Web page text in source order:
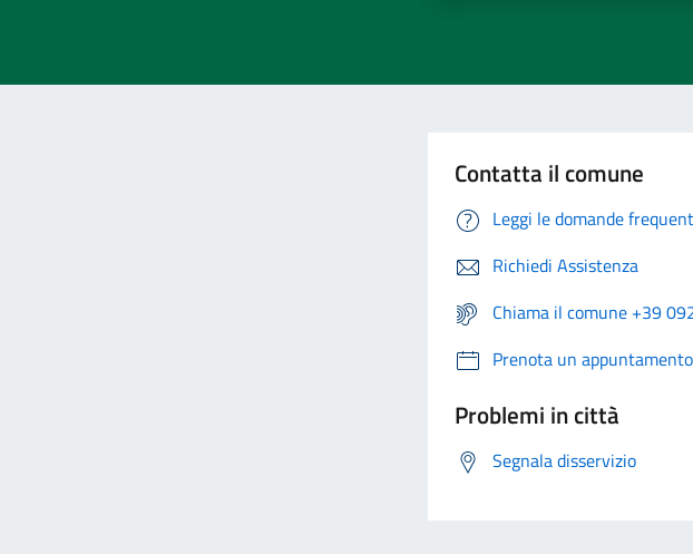
Contatta il comune
Leggi le domande
Richiedi Assistenza
Chiama il comune +39
Prenota un appuntamento
Problemi in città
Segnala disservizio